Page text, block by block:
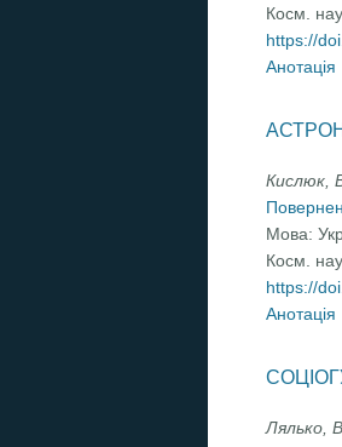
Косм.
https://
Анотація
Кислюк,
Мова:
Косм.
https://
Анотація
Лялько,